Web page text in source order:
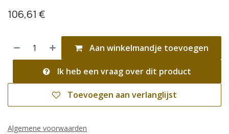
106,61 €
Aan winkelmandje toevoegen
Ik heb een vraag over dit product
Toevoegen aan verlanglijst
Algemene voorwaarden